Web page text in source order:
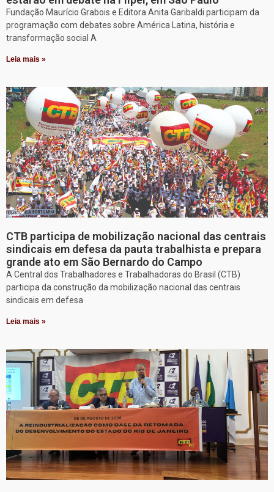
Fundação Maurício Grabois e Editora Anita Garibaldi participam da
programação com debates sobre América Latina, história e
transformação social A
Leia mais »
CTB participa de mobilização nacional das centrais
sindicais em defesa da pauta trabalhista e prepara
grande ato em São Bernardo do Campo
A Central dos Trabalhadores e Trabalhadoras do Brasil (CTB)
participa da construção da mobilização nacional das centrais
sindicais em defesa
Leia mais »